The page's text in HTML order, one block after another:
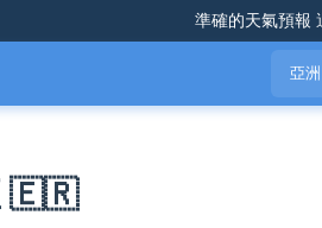
準確的天氣預報
亞洲
🇪🇷